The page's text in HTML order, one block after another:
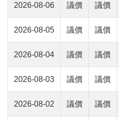
2026-08-06 議價 議價
2026-08-05 議價 議價
2026-08-04 議價 議價
2026-08-03 議價 議價
2026-08-02 議價 議價